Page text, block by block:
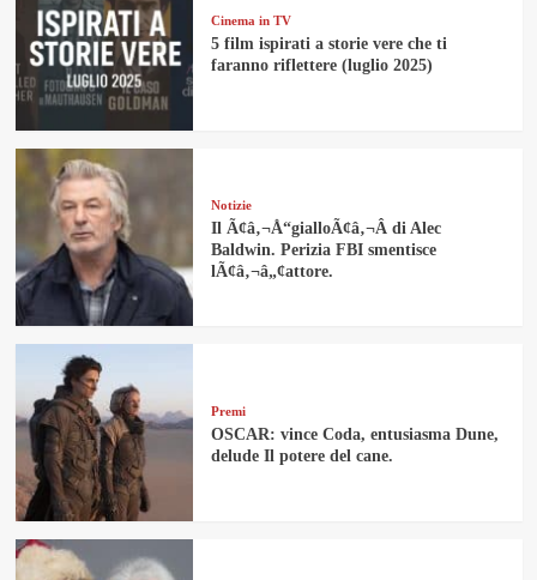
Cinema in TV
5 film ispirati a storie vere che ti
faranno riflettere (luglio 2025)
Notizie
Il Ã¢â‚¬Å“gialloÃ¢â‚¬Â di Alec
Baldwin. Perizia FBI smentisce
lÃ¢â‚¬â„¢attore.
Premi
OSCAR: vince Coda, entusiasma Dune,
delude Il potere del cane.